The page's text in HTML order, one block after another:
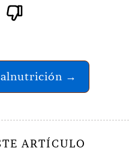
→
ARTÍCULO